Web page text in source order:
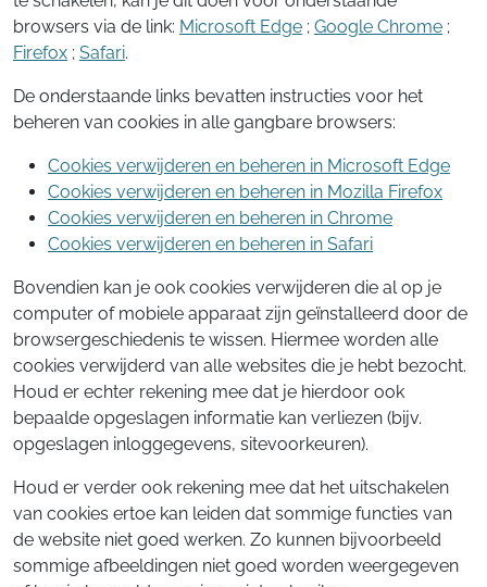
browsers via de link: Microsoft Edge ; Google Chrome ;
Firefox ; Safari.
De onderstaande links bevatten instructies voor het
beheren van cookies in alle gangbare browsers:
Cookies verwijderen en beheren in Microsoft Edge
Cookies verwijderen en beheren in Mozilla Firefox
Cookies verwijderen en beheren in Chrome
Cookies verwijderen en beheren in Safari
Bovendien kan je ook cookies verwijderen die al op je
computer of mobiele apparaat zijn geïnstalleerd door de
browsergeschiedenis te wissen. Hiermee worden alle
cookies verwijderd van alle websites die je hebt bezocht.
Houd er echter rekening mee dat je hierdoor ook
bepaalde opgeslagen informatie kan verliezen (bijv.
opgeslagen inloggegevens, sitevoorkeuren).
Houd er verder ook rekening mee dat het uitschakelen
van cookies ertoe kan leiden dat sommige functies van
de website niet goed werken. Zo kunnen bijvoorbeeld
sommige afbeeldingen niet goed worden weergegeven